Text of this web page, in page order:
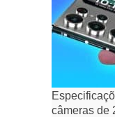
câmeras de